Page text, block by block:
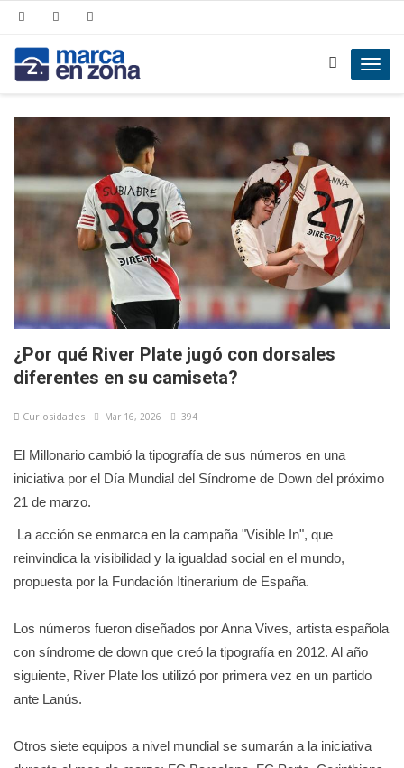
¿Por qué River Plate jugó con dorsales
diferentes en su camiseta?
Curiosidades Mar 16, 2026 394
El Millonario cambió la tipografía de sus números en una
iniciativa por el Día Mundial del Síndrome de Down del próximo
21 de marzo.
La acción se enmarca en la campaña "Visible In", que
reinvindica la visibilidad y la igualdad social en el mundo,
propuesta por la Fundación Itinerarium de España.
Los números fueron diseñados por Anna Vives, artista española
con síndrome de down que creó la tipografía en 2012. Al año
siguiente, River Plate los utilizó por primera vez en un partido
ante Lanús.
Otros siete equipos a nivel mundial se sumarán a la iniciativa